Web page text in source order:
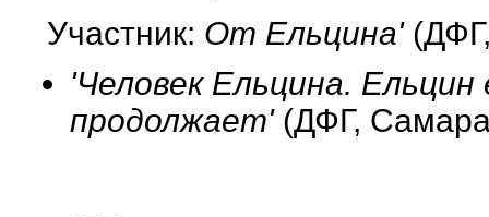
Участник: От Ельцина'
'Человек Ельцина.
продолжает'(ДФГ,